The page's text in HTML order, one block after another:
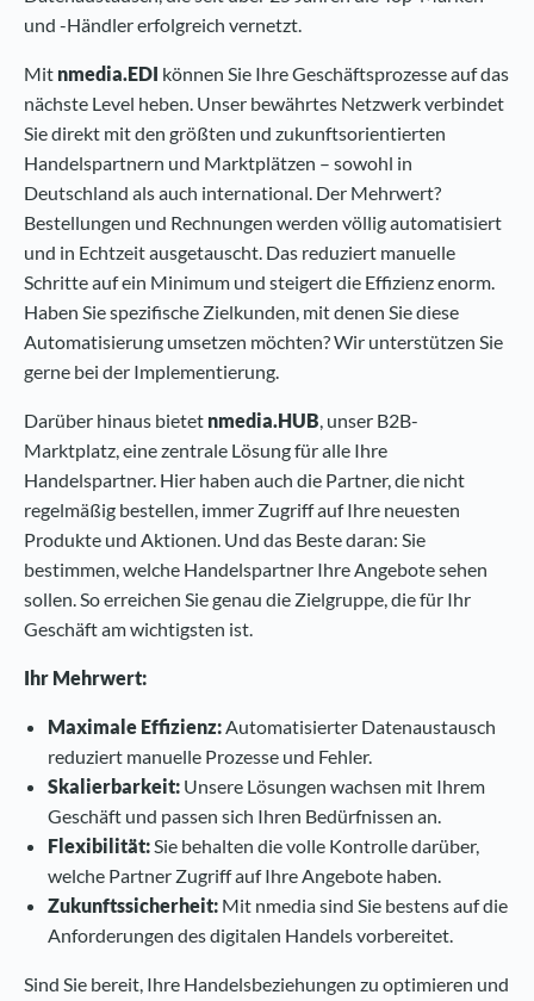
und -Händler erfolgreich vernetzt.
Mit nmedia.EDI können Sie Ihre Geschäftsprozesse auf das
nächste Level heben. Unser bewährtes Netzwerk verbindet
Sie direkt mit den größten und zukunftsorientierten
Handelspartnern und Marktplätzen – sowohl in
Deutschland als auch international. Der Mehrwert?
Bestellungen und Rechnungen werden völlig automatisiert
und in Echtzeit ausgetauscht. Das reduziert manuelle
Schritte auf ein Minimum und steigert die Effizienz enorm.
Haben Sie spezifische Zielkunden, mit denen Sie diese
Automatisierung umsetzen möchten? Wir unterstützen Sie
gerne bei der Implementierung.
Darüber hinaus bietet nmedia.HUB, unser B2B-
Marktplatz, eine zentrale Lösung für alle Ihre
Handelspartner. Hier haben auch die Partner, die nicht
regelmäßig bestellen, immer Zugriff auf Ihre neuesten
Produkte und Aktionen. Und das Beste daran: Sie
bestimmen, welche Handelspartner Ihre Angebote sehen
sollen. So erreichen Sie genau die Zielgruppe, die für Ihr
Geschäft am wichtigsten ist.
Ihr Mehrwert:
Maximale Effizienz:Automatisierter Datenaustausch
reduziert manuelle Prozesse und Fehler.
Skalierbarkeit: Unsere Lösungen wachsen mit Ihrem
Geschäft und passen sich Ihren Bedürfnissen an.
Flexibilität:Sie behalten die volle Kontrolle darüber,
welche Partner Zugriff auf Ihre Angebote haben.
Zukunftssicherheit: Mit nmedia sind Sie bestens auf die
Anforderungen des digitalen Handels vorbereitet.
Sind Sie bereit, Ihre Handelsbeziehungen zu optimieren und